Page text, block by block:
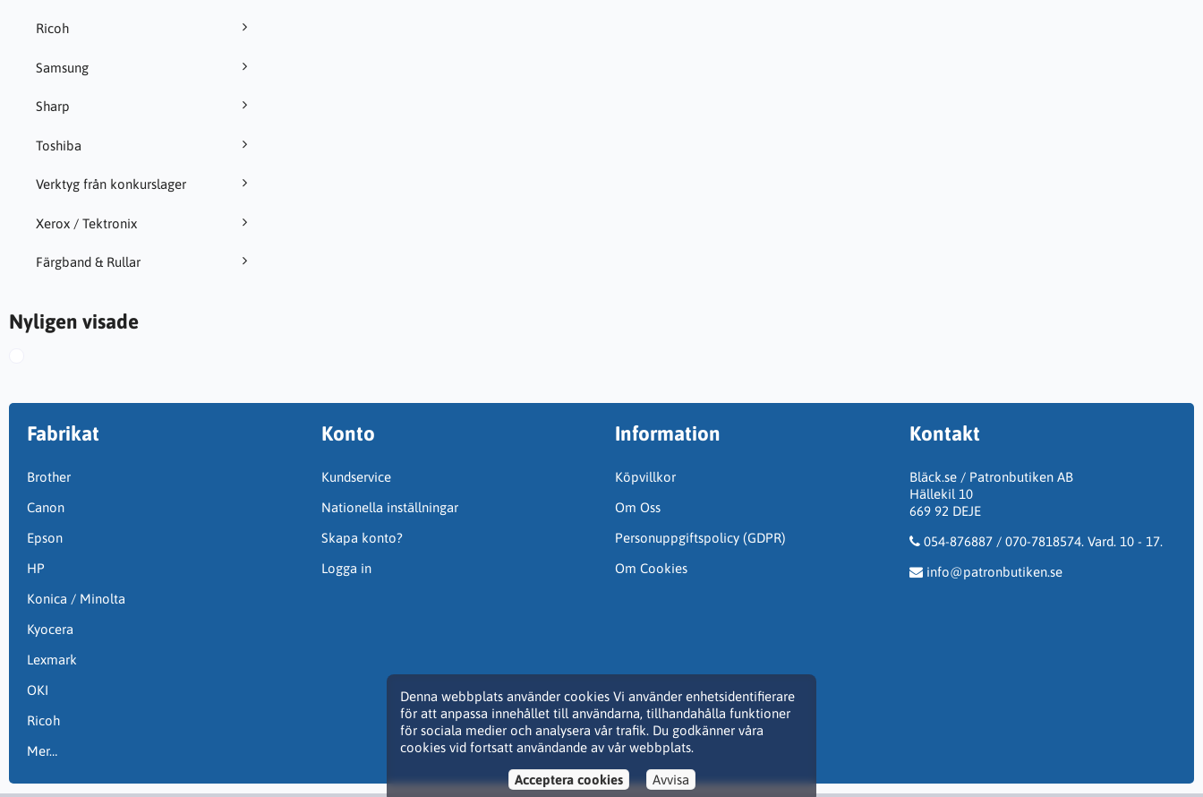
Ricoh
Samsung
Sharp
Toshiba
Verktyg från konkurslager
Xerox / Tektronix
Färgband & Rullar
Nyligen visade
Denna webbplats använder cookies Vi använder enhetsidentifierare
för att anpassa innehållet till användarna, tillhandahålla funktioner
för sociala medier och analysera vår trafik. Du godkänner våra
cookies vid fortsatt användande av vår webbplats.
Acceptera cookies Avvisa
Fabrikat
Brother
Canon
Epson
HP
Konica / Minolta
Kyocera
Lexmark
OKI
Ricoh
Mer…
Konto
Kundservice
Nationella inställningar
Skapa konto?
Logga in
Information
Köpvillkor
Om Oss
Personuppgiftspolicy (GDPR)
Om Cookies
Kontakt
Bläck.se / Patronbutiken AB
Hällekil 10
669 92 DEJE
054-876887 / 070-7818574. Vard. 10 - 17.
info@patronbutiken.se